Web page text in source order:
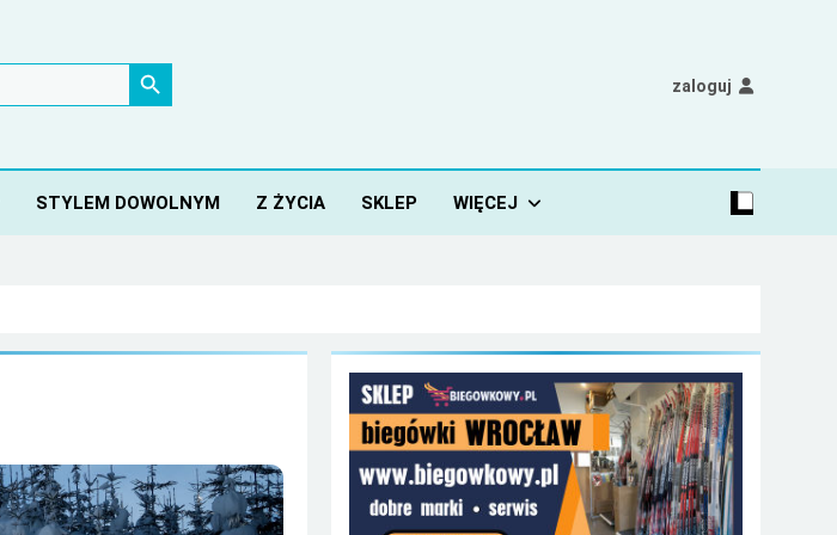
Search Button
zaloguj
STYLEM DOWOLNYM Z ŻYCIA SKLEP WIĘCEJ